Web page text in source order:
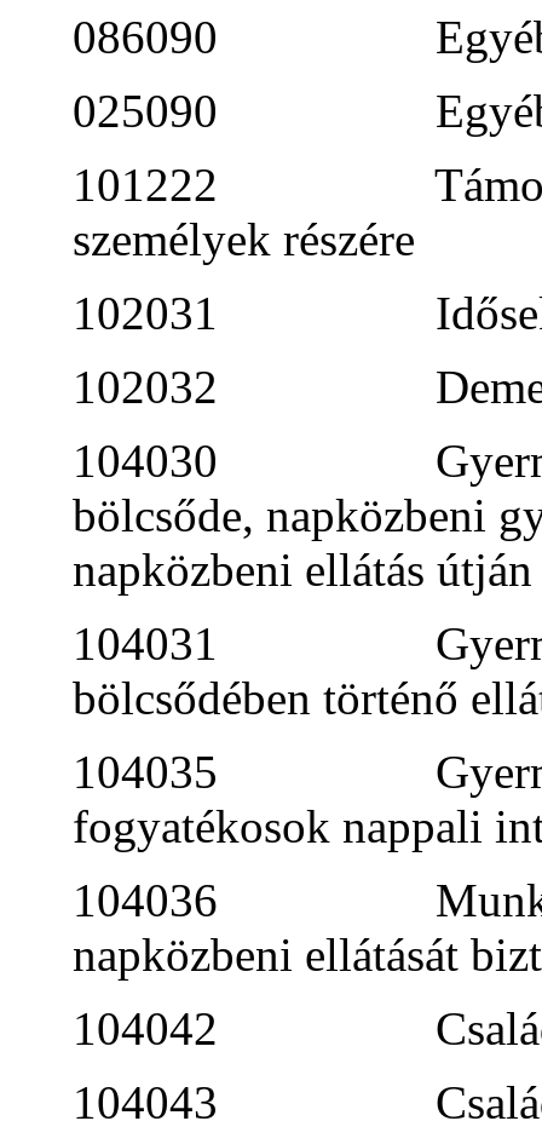
086090 Egyéb
025090 Egyéb
101222 Támogató
személyek részére
102031 Idősek
102032 Demens
104030
bölcsőde, napközbeni
napközbeni ellátás útján
104031
bölcsődében történő
104035
fogyatékosok nappali
104036
napközbeni ellátását
104042 Család és
104043 Család és